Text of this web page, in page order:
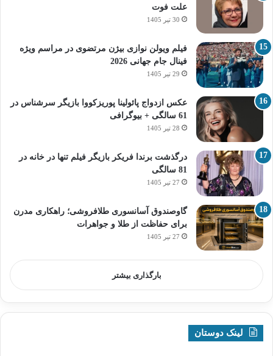
علت فوت
30 تیر 1405
فیلم ویولن نوازی بیژن مرتضوی در مراسم ویژه
فینال جام جهانی 2026
29 تیر 1405
عکس ازدواج پائولینا پوریزکووا بازیگر سرشناس در
61 سالگی + بیوگرافی
28 تیر 1405
درگذشت برندا فریکر بازیگر فیلم تنها در خانه در
81 سالگی
27 تیر 1405
گاوصندوق آسانسوری طلافروشی؛ راهکاری مدرن
برای حفاظت از طلا و جواهرات
27 تیر 1405
بارگذاری بیشتر
لینک دوستان